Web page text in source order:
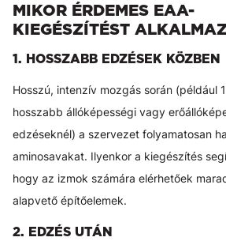
MIKOR ÉRDEMES EAA-
KIEGÉSZÍTÉST
1. HOSSZABB EDZÉSEK KÖZBEN
Hosszú, intenzív mozgás során (például
hosszabb állóképességi vagy
edzéseknél) a szervezet folyamatosan
aminosavakat. Ilyenkor a kiegészítés
hogy az izmok számára elérhetőek
alapvető építőelemek.
2. EDZÉS UTÁN